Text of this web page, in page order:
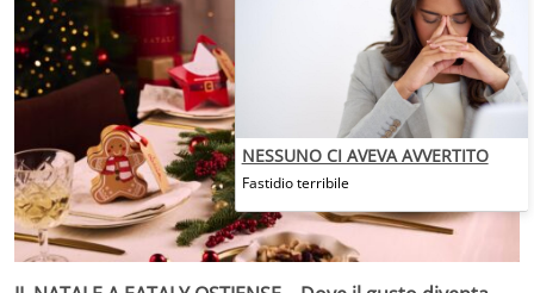
NESSUNO CI AVEVA AVVERTITO
Fastidio terribile